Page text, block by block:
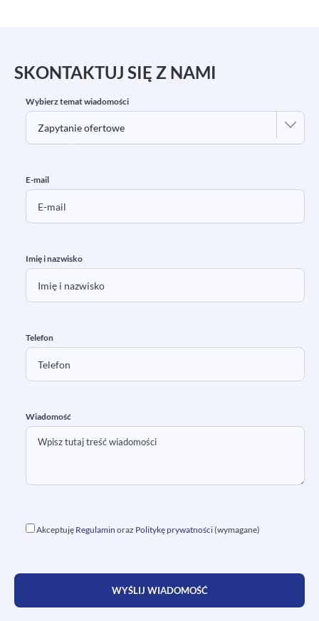
SKONTAKTUJ SIĘ Z NAMI
Wybierz temat wiadomości
E-mail
Imię i nazwisko
Telefon
Wiadomość
Akceptuję Regulamin oraz Politykę prywatności(wymagane)